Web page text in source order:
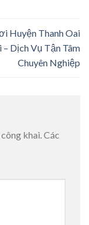
Huyện Thanh Oai
– Dịch Vụ Tận Tâm
Chuyên Nghiệp
khai.Các